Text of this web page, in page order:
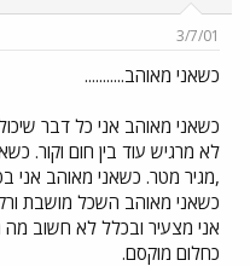
ש
א
3/7/01
כשאני מאוהב...........
כשאני מאוהב אני כל דבר
לא מרגיש עוד בין חום וקור.
,מגיר מטר. כשאני מאוהב אני
כשאני מאוהב השכל מושבת
אני מצעיר ובכלל לא חשוב מה
כחלום מוקסם.